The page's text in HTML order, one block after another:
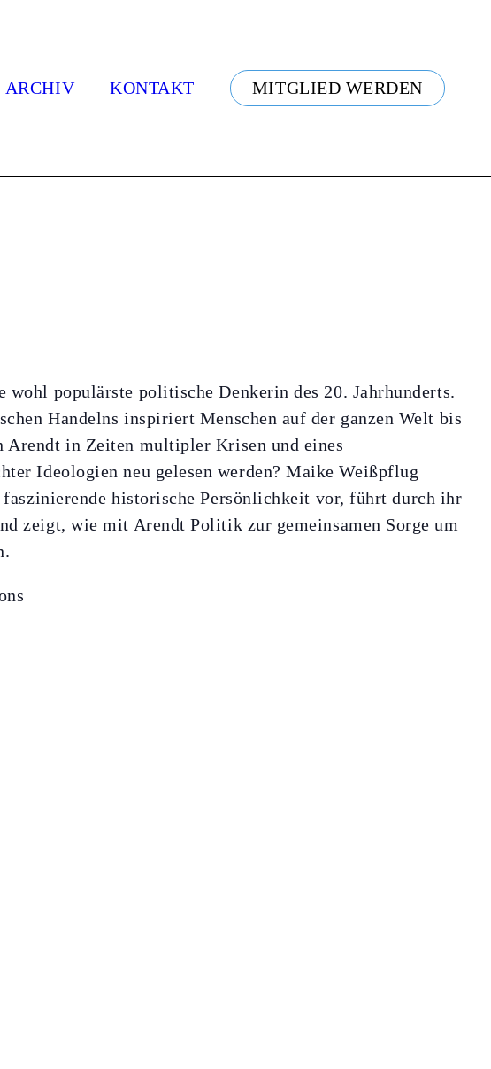
ARCHIV KONTAKT MITGLIED WERDEN
wohl populärste politische Denkerin des 20. Jahrhunderts.
Handelns inspiriert Menschen auf der ganzen Welt bis
Arendt in Zeiten multipler Krisen und eines
Ideologien neu gelesen werden? Maike Weißpflug
historische Persönlichkeit vor, führt durch ihr
zeigt, wie mit Arendt Politik zur gemeinsamen Sorge um